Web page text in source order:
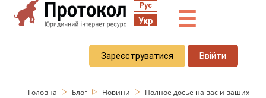
Рус
Укр ☰
Зареєструватися Ввійти
Головна Блог Новини
Полное досье на вас и ваших